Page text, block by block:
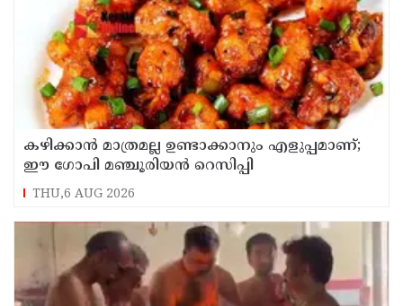
കഴിക്കാൻ മാത്രമല്ല ഉണ്ടാക്കാനും എളുപ്പമാണ്;
ഈ ഗോപി മഞ്ചൂരിയൻ റെസിപ്പി
THU,6 AUG 2026